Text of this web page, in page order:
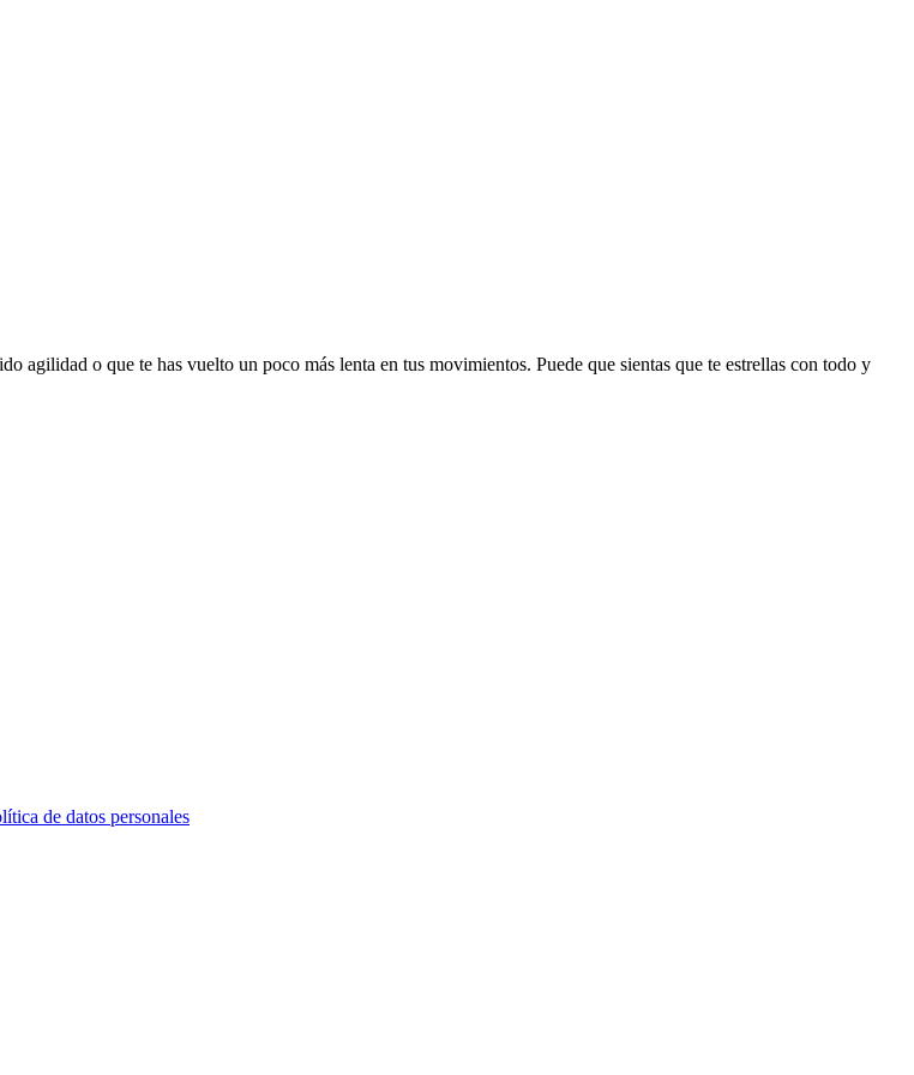
agilidad o que te has vuelto un poco más lenta en tus movimientos. Puede que sientas que te estrellas con todo y
de datos personales